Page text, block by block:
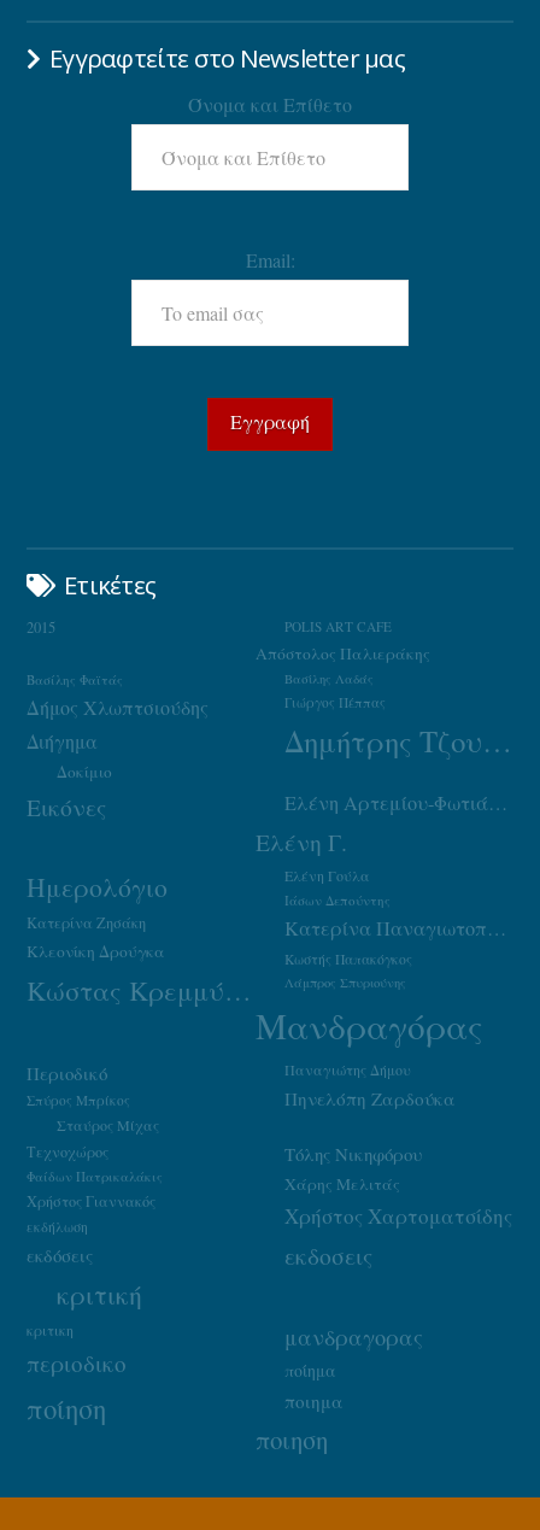
Εγγραφτείτε στο Newsletter μας
Όνομα και Επίθετο
Email:
Ετικέτες
2015 POLIS ART CAFE
Απόστολος Παλιεράκης
Βασίλης Λαδάς
Βασίλης Φαϊτάς
Γιώργος Πέππας
Δήμος Χλωπτσιούδης
Δημήτρης Τζουμάκας
Διήγημα
Δοκίμιο
Εικόνες Ελένη Αρτεμίου-Φωτιάδου
Ελένη Γ.
Ελένη Γούλα
Ημερολόγιο Ιάσων Δεπούντης
Κατερίνα Ζησάκη Κατερίνα Παναγιωτοπούλου
Κλεονίκη Δρούγκα Κωστής Παπακόγκος
Κώστας Κρεμμύδας Λάμπρος Σπυριούνης
Μανδραγόρας
Παναγιώτης Δήμου
Περιοδικό
Πηνελόπη Ζαρδούκα
Σπύρος Μπρίκος
Σταύρος Μίχας
Τεχνοχώρος
Τόλης Νικηφόρου
Φαίδων Πατρικαλάκις Χάρης Μελιτάς
Χρήστος Γιαννακός
Χρήστος Χαρτοματσίδης
εκδήλωση
εκδοσεις
εκδόσεις
κριτική
κριτικη μανδραγορας
περιοδικο ποίημα
ποίηση ποιημα
ποιηση